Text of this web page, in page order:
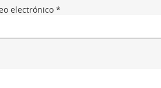
electrónico *